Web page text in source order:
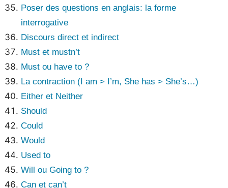
Poser des questions en anglais: la forme
interrogative
Discours direct et indirect
Must et mustn’t
Must ou have to ?
La contraction (I am > I’m, She has > She’s…)
Either et Neither
Should
Could
Would
Used to
Will ou Going to ?
Can et can’t